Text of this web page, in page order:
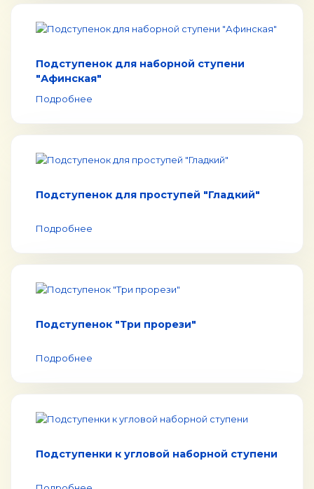
Подступенок для наборной ступени
"Афинская"
Подробнее
Подступенок для проступей "Гладкий"
Подробнее
Подступенок "Три прорези"
Подробнее
Подступенки к угловой наборной ступени